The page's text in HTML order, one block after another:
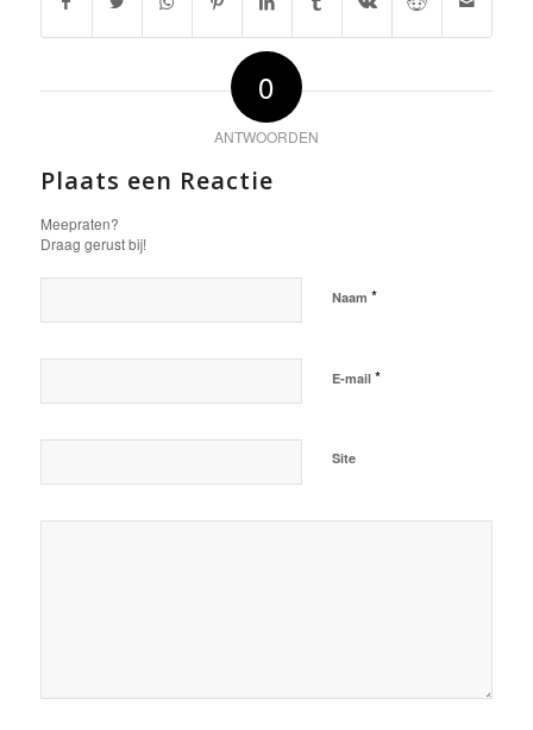
0
ANTWOORDEN
Plaats een Reactie
Meepraten?
Draag gerust bij!
Naam *
E-mail *
Site